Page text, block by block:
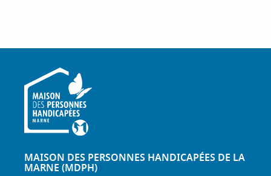
MAISON DES PERSONNES HANDICAPÉES DE LA
MARNE (MDPH)